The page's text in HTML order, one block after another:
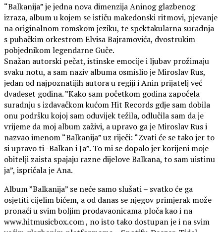
“Balkanija” je jedna nova dimenzija Aninog glazbenog
izraza, album u kojem se ističu makedonski ritmovi, pjevanje
na originalnom romskom jeziku, te spektakularna suradnja
s puhačkim orkestrom Elvisa Bajramovića, dvostrukim
pobjednikom legendarne Guče.
Snažan autorski pečat, istinske emocije i ljubav prožimaju
svaku notu, a sam naziv albuma osmislio je Miroslav Rus,
jedan od najpoznatijih autora u regiji i Anin prijatelj već
dvadeset godina. ”Kako sam početkom godina započela
suradnju s izdavačkom kućom Hit Records gdje sam dobila
onu podršku kojoj sam oduvijek težila, odlučila sam da je
vrijeme da moj album zaživi, a upravo ga je Miroslav Rus i
nazvao imenom “Balkanija” uz riječi: “Zvati će se tako jer to
si upravo ti -Balkan i Ja”. To mi se dopalo jer korijeni moje
obitelji zaista spajaju razne dijelove Balkana, to sam uistinu
ja”, ispričala je Ana.
Album ”Balkanija” se neće samo slušati – svatko će ga
osjetiti cijelim bićem, a od danas se njegov primjerak može
pronaći u svim boljim prodavaonicama ploča kao i na
www.hitmusicbox.com , no isto tako dostupan je i na svim